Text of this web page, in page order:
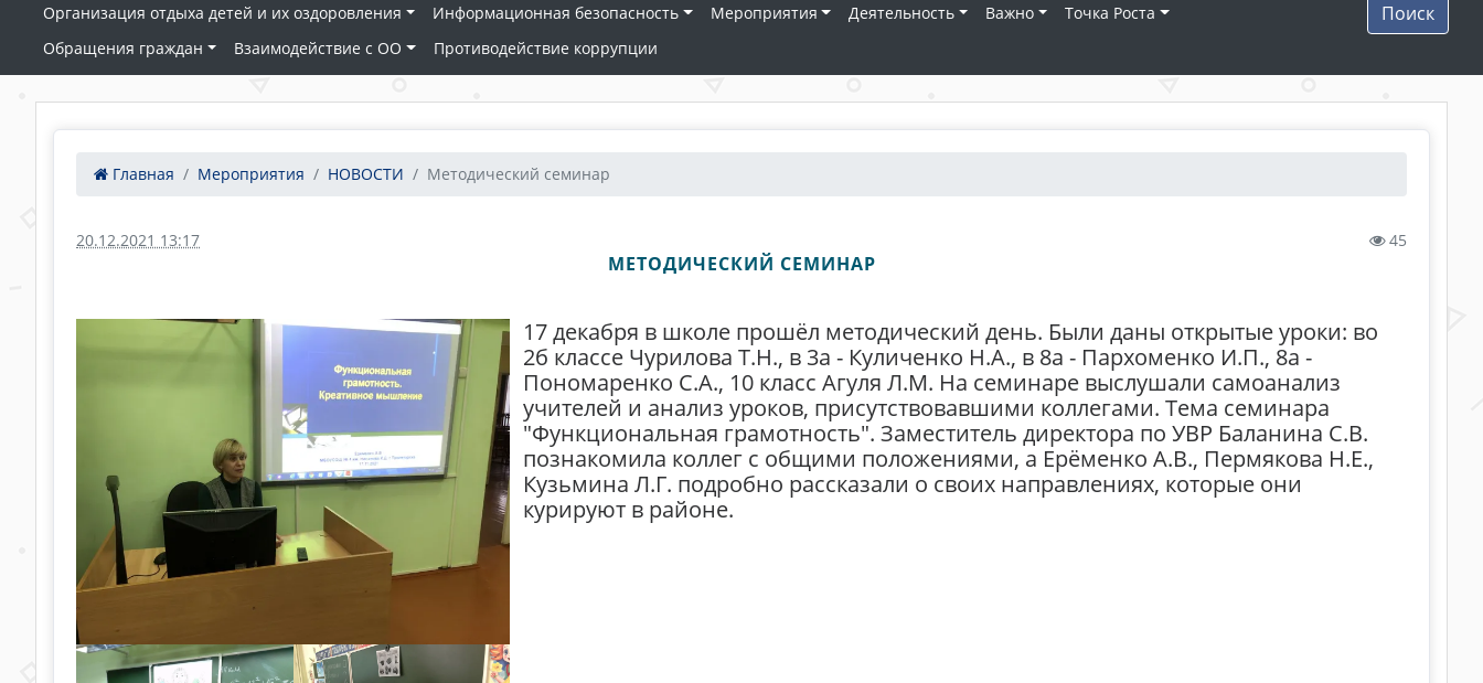
Организация отдыха детей и их оздоровления
Информационная безопасность Мероприятия Деятельность Важно
Точка Роста
Обращения граждан
Взаимодействие с ОО Противодействие коррупции
Поиск
Главная Мероприятия НОВОСТИ Методический семинар
20.12.2021 13:17 45
МЕТОДИЧЕСКИЙ СЕМИНАР
17 декабря в школе прошёл методический день. Были даны открытые уроки: во
2б классе Чурилова Т.Н., в 3а - Куличенко Н.А., в 8а - Пархоменко И.П., 8а -
Пономаренко С.А., 10 класс Агуля Л.М. На семинаре выслушали самоанализ
учителей и анализ уроков, присутствовавшими коллегами. Тема семинара
"Функциональная грамотность". Заместитель директора по УВР Баланина С.В.
познакомила коллег с общими положениями, а Ерёменко А.В., Пермякова Н.Е.,
Кузьмина Л.Г. подробно рассказали о своих направлениях, которые они
курируют в районе.